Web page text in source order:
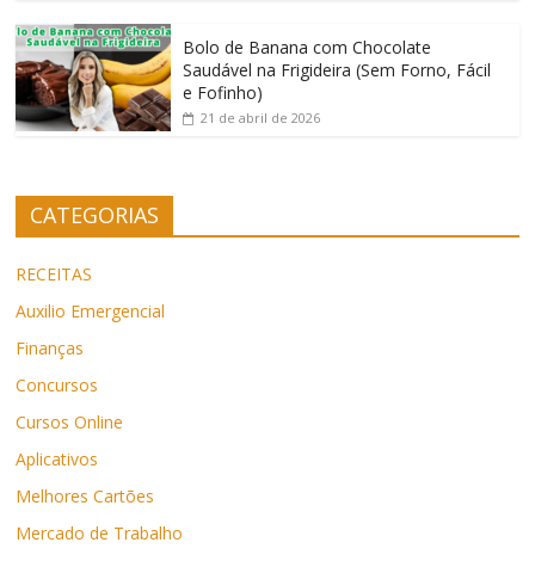
Bolo de Banana com Chocolate
Saudável na Frigideira (Sem Forno, Fácil
e Fofinho)
21 de abril de 2026
CATEGORIAS
RECEITAS
Auxilio Emergencial
Finanças
Concursos
Cursos Online
Aplicativos
Melhores Cartões
Mercado de Trabalho